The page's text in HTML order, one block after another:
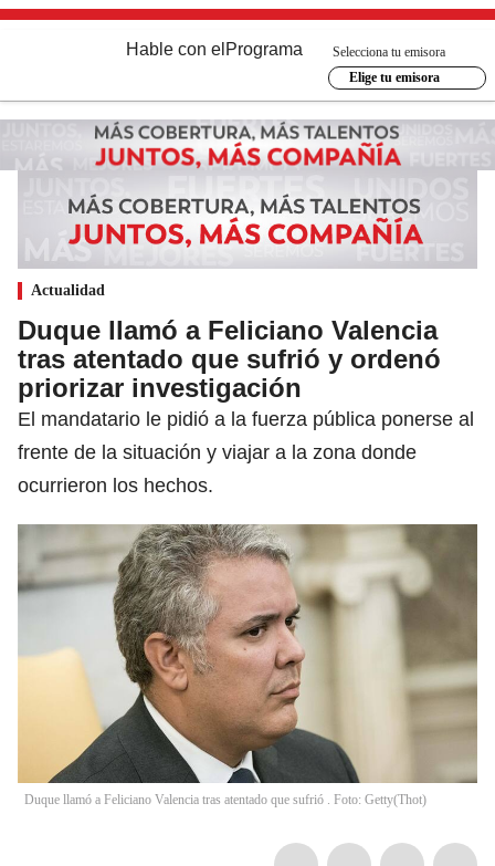
Hable con el Programa
Selecciona tu emisora
Elige tu emisora
Actualidad
Duque llamó a Feliciano Valencia
tras atentado que sufrió y ordenó
priorizar investigación
El mandatario le pidió a la fuerza pública ponerse al
frente de la situación y viajar a la zona donde
ocurrieron los hechos.
Duque llamó a Feliciano Valencia tras atentado que sufrió . Foto: Getty(Thot)